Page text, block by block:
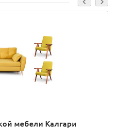
мебели Калгари